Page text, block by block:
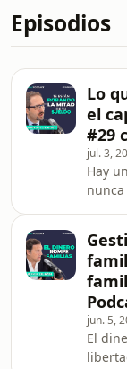
Episodios
Lo
el
#29
jul. 3,
Hay
este
papel
sobre
jun. 5,
El